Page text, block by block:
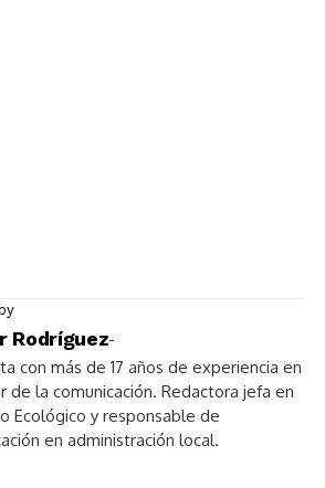
Rodríguez-
con más de 17 años de experiencia en
de la comunicación. Redactora jefa en
Ecológico y responsable de
en administración local.